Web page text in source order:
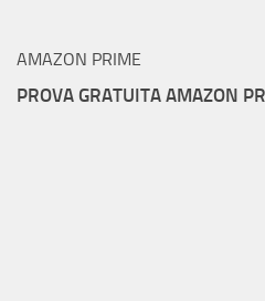
AMAZON PRIME
PROVA GRATUITA AMAZON